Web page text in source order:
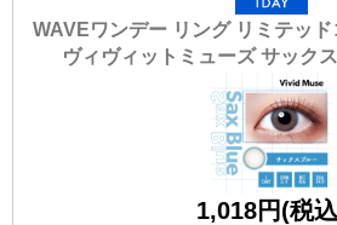
WAVEワンデー リング リミテッ
ヴィヴィットミューズ サック
1,018円(税